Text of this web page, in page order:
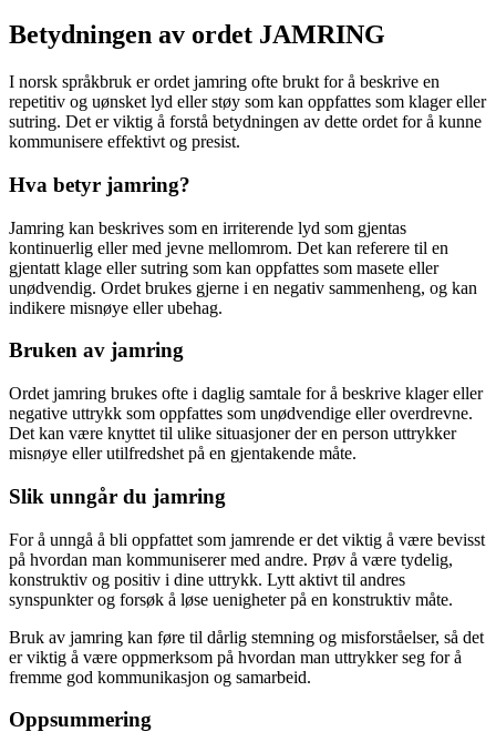
Betydningen av ordet JAMRING
I norsk språkbruk er ordet jamring ofte brukt for å beskrive en
repetitiv og uønsket lyd eller støy som kan oppfattes som klager eller
sutring. Det er viktig å forstå betydningen av dette ordet for å kunne
kommunisere effektivt og presist.
Hva betyr jamring?
Jamring kan beskrives som en irriterende lyd som gjentas
kontinuerlig eller med jevne mellomrom. Det kan referere til en
gjentatt klage eller sutring som kan oppfattes som masete eller
unødvendig. Ordet brukes gjerne i en negativ sammenheng, og kan
indikere misnøye eller ubehag.
Bruken av jamring
Ordet jamring brukes ofte i daglig samtale for å beskrive klager eller
negative uttrykk som oppfattes som unødvendige eller overdrevne.
Det kan være knyttet til ulike situasjoner der en person uttrykker
misnøye eller utilfredshet på en gjentakende måte.
Slik unngår du jamring
For å unngå å bli oppfattet som jamrende er det viktig å være bevisst
på hvordan man kommuniserer med andre. Prøv å være tydelig,
konstruktiv og positiv i dine uttrykk. Lytt aktivt til andres
synspunkter og forsøk å løse uenigheter på en konstruktiv måte.
Bruk av jamring kan føre til dårlig stemning og misforståelser, så det
er viktig å være oppmerksom på hvordan man uttrykker seg for å
fremme god kommunikasjon og samarbeid.
Oppsummering